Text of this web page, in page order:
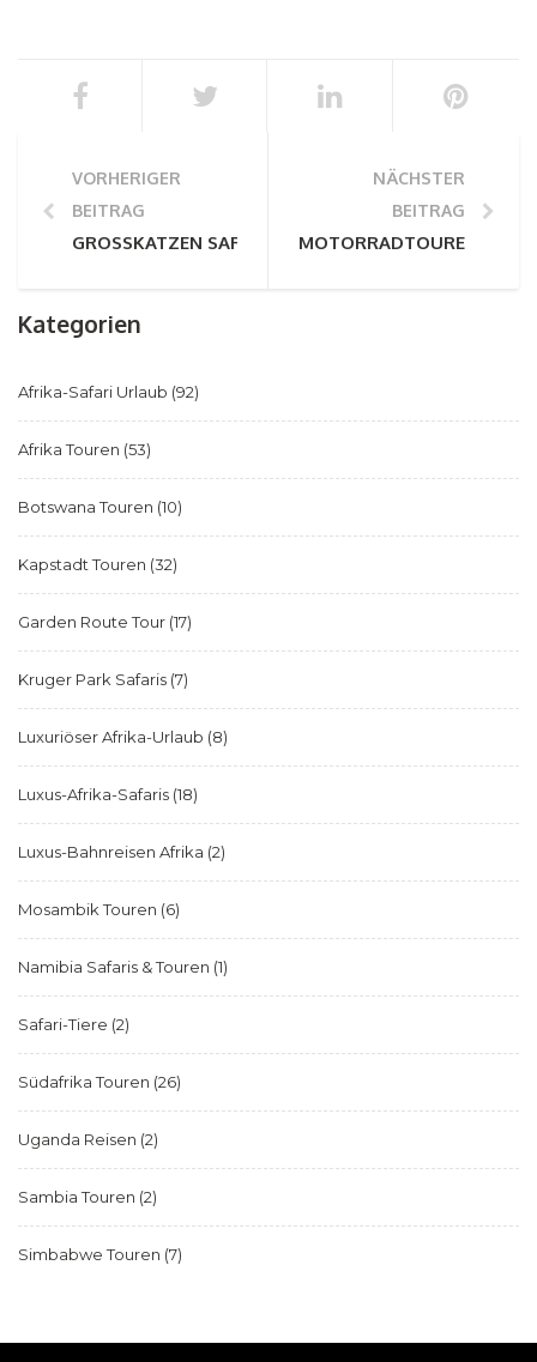
VORHERIGER
BEITRAG
GROSSKATZEN SAFARIS: KRUGER UND DARÜBER
NÄCHSTER
BEITRAG
MOTORRADTOUREN IN
Kategorien
Afrika-Safari Urlaub (92)
Afrika Touren (53)
Botswana Touren (10)
Kapstadt Touren (32)
Garden Route Tour (17)
Kruger Park Safaris (7)
Luxuriöser Afrika-Urlaub (8)
Luxus-Afrika-Safaris (18)
Luxus-Bahnreisen Afrika (2)
Mosambik Touren (6)
Namibia Safaris & Touren (1)
Safari-Tiere (2)
Südafrika Touren (26)
Uganda Reisen (2)
Sambia Touren (2)
Simbabwe Touren (7)